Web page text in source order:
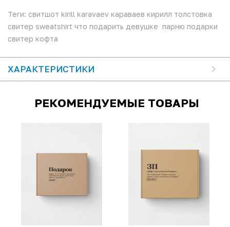
Теги: свитшот kirill karavaev караваев кирилл толстовка
свитер sweatshirt что подарить девушке парню подарки
свитер кофта
ХАРАКТЕРИСТИКИ
РЕКОМЕНДУЕМЫЕ ТОВАРЫ